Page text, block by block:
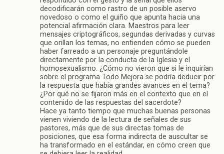
decodificarán como rastro de un posible aservo
novedoso o como el guiño que apunta hacia una
potencial afirmación clara. Maestros para leer
mensajes criptográficos, segundas derivadas y curvas
que orillan los temas, no entienden cómo se pueden
haber farreado a un personaje preguntándole
directamente por la conducta de la Iglesia y el
homosexualismo. ¿Cómo no vieron que si le inquirían
sobre el programa Todo Mejora se podría deducir por
la respuesta que había grandes avances en el tema?
¿Por qué no se fijaron más en el contexto que en el
contenido de las respuestas del sacerdote?
Hace ya tanto tiempo que muchas buenas personas
vienen viviendo de la lectura de señales de sus
pastores, más que de sus directas tomas de
posiciones, que esa forma indirecta de auscultar se
ha transformado en el estándar, en cómo creen que